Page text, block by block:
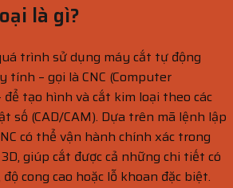
là gì?
trình sử dụng máy cắt tự động
tính – gọi là CNC (Computer
để tạo hình và cắt kim loại theo các
(CAD/CAM). Dựa trên mã lệnh lập
có thể vận hành chính xác trong
giúp cắt được cả những chi tiết có
cong cao hoặc lỗ khoan đặc biệt.